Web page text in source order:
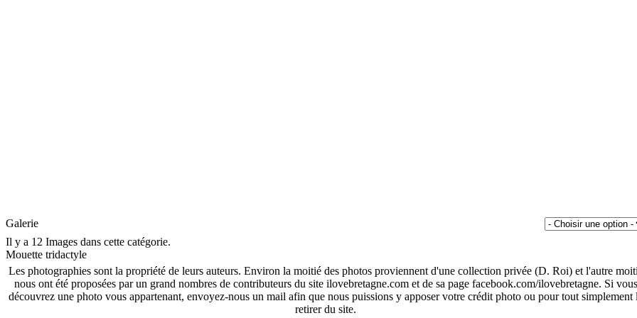
Galerie
Il y a 12 Images dans cette catégorie.
Mouette tridactyle
Les photographies sont la propriété de leurs auteurs. Environ la moitié des photos proviennent d'une collection privée (D. Roi) et l'autre
nous ont été proposées par un grand nombres de contributeurs du site ilovebretagne.com et de sa page facebook.com/ilovebretagne. Si vous
découvrez une photo vous appartenant, envoyez-nous un mail afin que nous puissions y apposer votre crédit photo ou pour tout simplement
retirer du site.